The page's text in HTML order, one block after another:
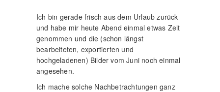
Ich bin gerade frisch aus dem Urlaub zurück
und habe mir heute Abend einmal etwas Zeit
genommen und die (schon längst
bearbeiteten, exportierten und
hochgeladenen) Bilder vom Juni noch einmal
angesehen.
Ich mache solche Nachbetrachtungen ganz